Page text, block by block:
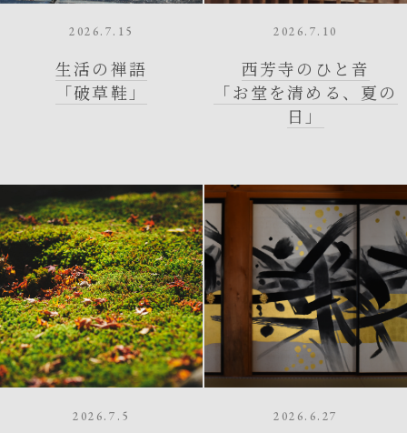
2026.7.15
生活の禅語
「破草鞋」
2026.7.10
西芳寺のひと音
「お堂を清める、夏の
日」
2026.7.5 2026.6.27